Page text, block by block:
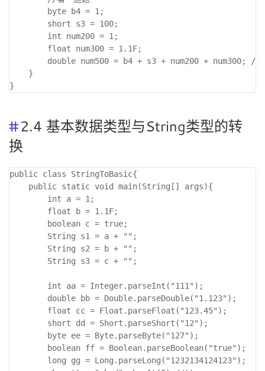
        byte b4 = 1;
        short s3 = 100;
        int num200 = 1;
        float num300 = 1.1F;
double num500 = b4 + s3 + num200 + num300;
    }
2.4 基本数据类型与String类型的转
换
public class StringToBasic{
    public static void main(String[] args){
        int a = 1;
        float b = 1.1F;
        boolean c = true;
        String s1 = a + "";
        String s2 = b + "";
        String s3 = c + "";
        int aa = Integer.parseInt("111");
        double bb = Double.parseDouble("1.123");
        float cc = Float.parseFloat("123.45");
        short dd = Short.parseShort("12");
        byte ee = Byte.parseByte("127");
        boolean ff = Boolean.parseBoolean("true");
        long gg = Long.parseLong("1232134124123");